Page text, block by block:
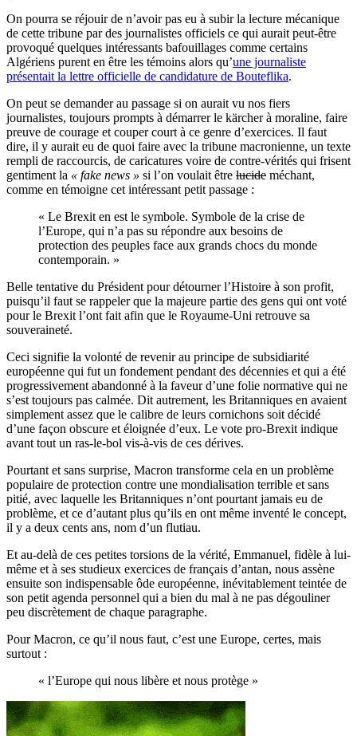
On pourra se réjouir de n’avoir pas eu à subir la lecture mécanique
de cette tribune par des journalistes officiels ce qui aurait peut-être
provoqué quelques intéressants bafouillages comme certains
Algériens purent en être les témoins alors qu’une journaliste
présentait la lettre officielle de candidature de Bouteflika.
On peut se demander au passage si on aurait vu nos fiers
journalistes, toujours prompts à démarrer le kärcher à moraline, faire
preuve de courage et couper court à ce genre d’exercices. Il faut
dire, il y aurait eu de quoi faire avec la tribune macronienne, un texte
rempli de raccourcis, de caricatures voire de contre-vérités qui frisent
gentiment la « fake news » si l’on voulait être lucide méchant,
comme en témoigne cet intéressant petit passage :
« Le Brexit en est le symbole. Symbole de la crise de
l’Europe, qui n’a pas su répondre aux besoins de
protection des peuples face aux grands chocs du monde
contemporain. »
Belle tentative du Président pour détourner l’Histoire à son profit,
puisqu’il faut se rappeler que la majeure partie des gens qui ont voté
pour le Brexit l’ont fait afin que le Royaume-Uni retrouve sa
souveraineté.
Ceci signifie la volonté de revenir au principe de subsidiarité
européenne qui fut un fondement pendant des décennies et qui a été
progressivement abandonné à la faveur d’une folie normative qui ne
s’est toujours pas calmée. Dit autrement, les Britanniques en avaient
simplement assez que le calibre de leurs cornichons soit décidé
d’une façon obscure et éloignée d’eux. Le vote pro-Brexit indique
avant tout un ras-le-bol vis-à-vis de ces dérives.
Pourtant et sans surprise, Macron transforme cela en un problème
populaire de protection contre une mondialisation terrible et sans
pitié, avec laquelle les Britanniques n’ont pourtant jamais eu de
problème, et ce d’autant plus qu’ils en ont même inventé le concept,
il y a deux cents ans, nom d’un flutiau.
Et au-delà de ces petites torsions de la vérité, Emmanuel, fidèle à lui-
même et à ses studieux exercices de français d’antan, nous assène
ensuite son indispensable ôde européenne, inévitablement teintée de
son petit agenda personnel qui a bien du mal à ne pas dégouliner
peu discrètement de chaque paragraphe.
Pour Macron, ce qu’il nous faut, c’est une Europe, certes, mais
surtout :
« l’Europe qui nous libère et nous protège »